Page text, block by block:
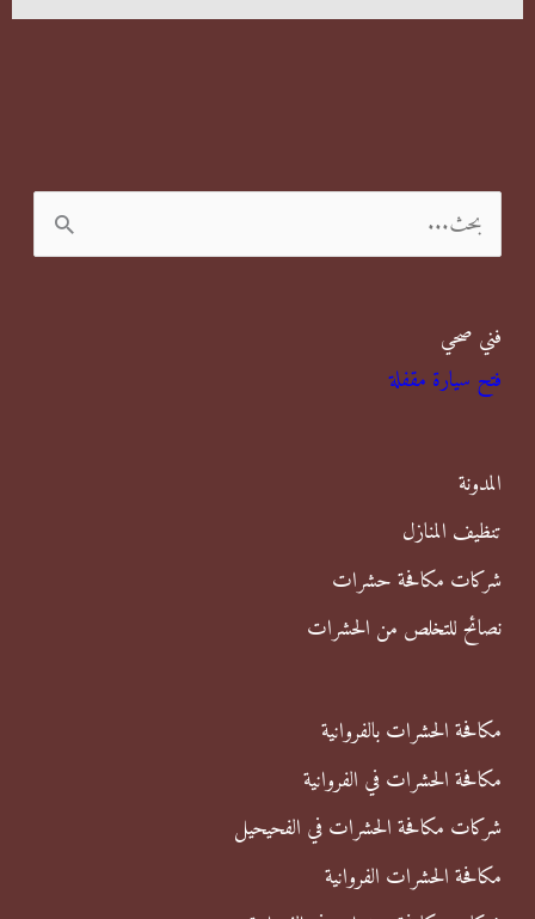
القوارض
ل
ح
ث
ن
فني صحي
فتح سيارة مقفلة
المدونة
تنظيف المنازل
شركات مكافحة حشرات
نصائح للتخلص من الحشرات
مكافحة الحشرات بالفروانية
مكافحة الحشرات في الفروانية
شركات مكافحة الحشرات في الفحيحيل
مكافحة الحشرات الفروانية